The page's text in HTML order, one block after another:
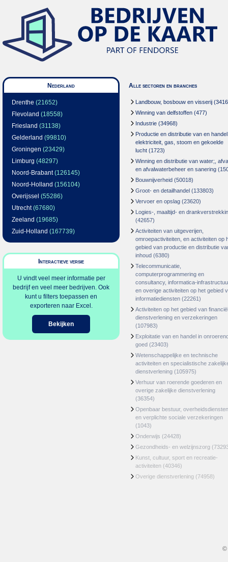
Nederland
Drenthe (21652)
Flevoland (18558)
Friesland (31138)
Gelderland (99810)
Groningen (23429)
Limburg (48297)
Noord-Brabant(126145)
Noord-Holland (156104)
Overijssel (55286)
Utrecht(67680)
Zeeland (19685)
Zuid-Holland (167739)
Interactieve versie
U vindt veel meer informatie per
bedrijf en veel meer bedrijven. Ook
kunt u filters toepassen en
exporteren naar Excel.
Bekijken
Alle sectoren en branches
Landbouw, bosbouw en visserij
Winning van delfstoffen (477)
Industrie (34968)
Productie en distributie van en
elektriciteit, gas, stoom en gekoelde
lucht (1723)
Winning en distributie van water;,
en afvalwaterbeheer en sanering
Bouwnijverheid (50018)
Groot- en detailhandel (133803)
Vervoer en opslag (23620)
Logies-, maaltijd- en
(42657)
Activiteiten van uitgeverijen,
omroepactiviteiten, en activiteiten op
gebied van productie en distributie
inhoud (6380)
Telecommunicatie,
computerprogrammering en
consultancy, informatica-
en overige activiteiten op het gebied
informatiediensten (22261)
Activiteiten op het gebied van
dienstverlening en verzekeringen
(107983)
Exploitatie van en handel in
goed (23403)
Wetenschappelijke en technische
activiteiten en specialistische
dienstverlening (105975)
Verhuur van roerende goederen en
overige zakelijke dienstverlening
(36354)
Openbaar bestuur, overheidsdiensten
en verplichte sociale verzekeringen
(1043)
Onderwijs (24428)
Gezondheids- en welzijnszorg
Kunst, cultuur, sport en recreatie-
activiteiten (40346)
Overige dienstverlening (74958)
©